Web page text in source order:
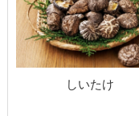
しいたけ